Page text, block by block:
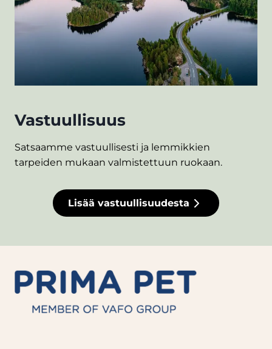
Vastuullisuus
Satsaamme vastuullisesti ja lemmikkien
tarpeiden mukaan valmistettuun ruokaan.
Lisää vastuullisuudesta